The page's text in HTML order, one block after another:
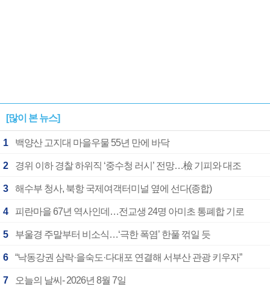
[많이 본 뉴스]
1 백양산 고지대 마을우물 55년 만에 바닥
2 경위 이하 경찰 하위직 ‘중수청 러시’ 전망…檢 기피와 대조
3 해수부 청사, 북항 국제여객터미널 옆에 선다(종합)
4 피란마을 67년 역사인데…전교생 24명 아미초 통폐합 기로
5 부울경 주말부터 비소식…‘극한 폭염’ 한풀 꺾일 듯
6 “낙동강권 삼락·을숙도·다대포 연결해 서부산 관광 키우자”
7 오늘의 날씨- 2026년 8월 7일